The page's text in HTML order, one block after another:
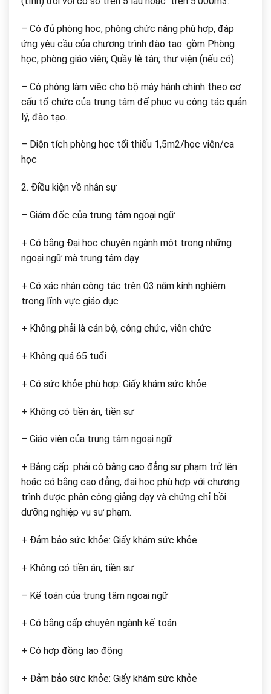
– Có đủ phòng học, phòng chức năng phù hợp, đáp
ứng yêu cầu của chương trình đào tạo: gồm Phòng
học; phòng giáo viên; Quầy lễ tân; thư viện (nếu có).
– Có phòng làm việc cho bộ máy hành chính theo cơ
cấu tổ chức của trung tâm để phục vụ công tác quản
lý, đào tạo.
– Diện tích phòng học tối thiếu 1,5m2/học viên/ca
học
2. Điều kiện về nhân sự
– Giám đốc của trung tâm ngoại ngữ
+ Có bằng Đại học chuyên ngành một trong những
ngoại ngữ mà trung tâm dạy
+ Có xác nhận công tác trên 03 năm kinh nghiệm
trong lĩnh vực giáo dục
+ Không phải là cán bộ, công chức, viên chức
+ Không quá 65 tuổi
+ Có sức khỏe phù hợp: Giấy khám sức khỏe
+ Không có tiền án, tiền sự
– Giáo viên của trung tâm ngoại ngữ
+ Bằng cấp: phải có bằng cao đẳng sư phạm trở lên
hoặc có bằng cao đẳng, đại học phù hợp với chương
trình được phân công giảng dạy và chứng chỉ bồi
dưỡng nghiệp vụ sư phạm.
+ Đảm bảo sức khỏe: Giấy khám sức khỏe
+ Không có tiền án, tiền sự.
– Kế toán của trung tâm ngoại ngữ
+ Có bằng cấp chuyên ngành kế toán
+ Có hợp đồng lao động
+ Đảm bảo sức khỏe: Giấy khám sức khỏe